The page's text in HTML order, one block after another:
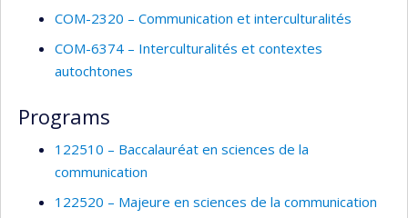
COM-2320 – Communication et interculturalités
COM-6374 – Interculturalités et contextes
autochtones
Programs
122510 – Baccalauréat en sciences de la
communication
122520 – Majeure en sciences de la communication